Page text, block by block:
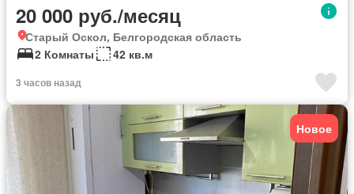
20 000 руб./месяц
Старый Оскол, Белгородская область
2 Комнаты
42 кв.м
3 часов назад
Новое